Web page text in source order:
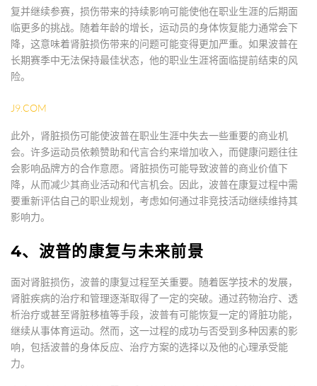
复并继续参赛，损伤带来的持续影响可能使他在职业生涯的后期面
临更多的挑战。随着年龄的增长，运动员的身体恢复能力通常会下
降，这意味着肾脏损伤带来的问题可能变得更加严重。如果波普在
长期赛季中无法保持最佳状态，他的职业生涯将面临提前结束的风
险。
J9.COM
此外，肾脏损伤可能使波普在职业生涯中失去一些重要的商业机
会。许多运动员依赖赞助和代言合约来增加收入，而健康问题往往
会影响品牌方的合作意愿。肾脏损伤可能导致波普的商业价值下
降，从而减少其商业活动和代言机会。因此，波普在康复过程中需
要重新评估自己的职业规划，考虑如何通过非竞技活动继续维持其
影响力。
4、波普的康复与未来前景
面对肾脏损伤，波普的康复过程至关重要。随着医学技术的发展，
肾脏疾病的治疗和管理逐渐取得了一定的突破。通过药物治疗、透
析治疗或甚至肾脏移植等手段，波普有可能恢复一定的肾脏功能，
继续从事体育运动。然而，这一过程的成功与否受到多种因素的影
响，包括波普的身体反应、治疗方案的选择以及他的心理承受能
力。